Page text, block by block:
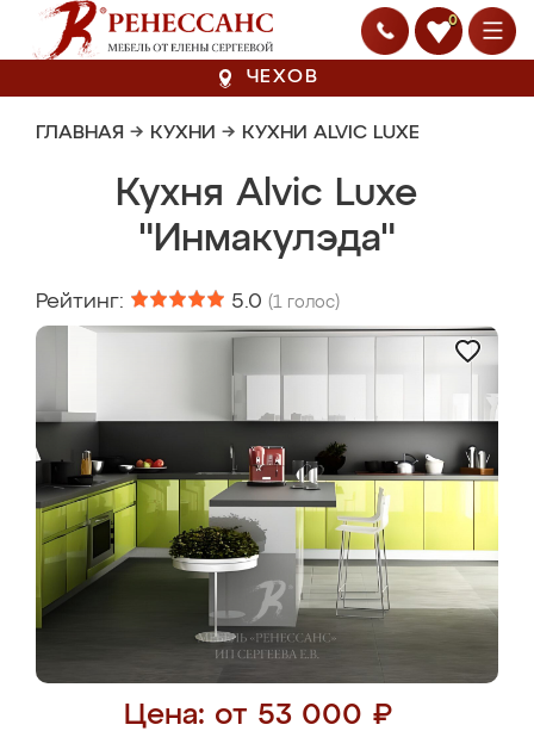
0
ЧЕХОВ
ГЛАВНАЯ → КУХНИ → КУХНИ ALVIC LUXE
Кухня Alvic Luxe
"Инмакулэда"
Рейтинг: 5.0 (1 голос)
Цена: от 53 000 ₽